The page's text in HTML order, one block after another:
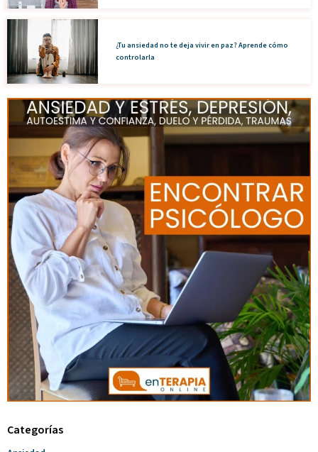
¿Tu ansiedad no te deja vivir en paz? Aprende cómo
controlarla
Categorías